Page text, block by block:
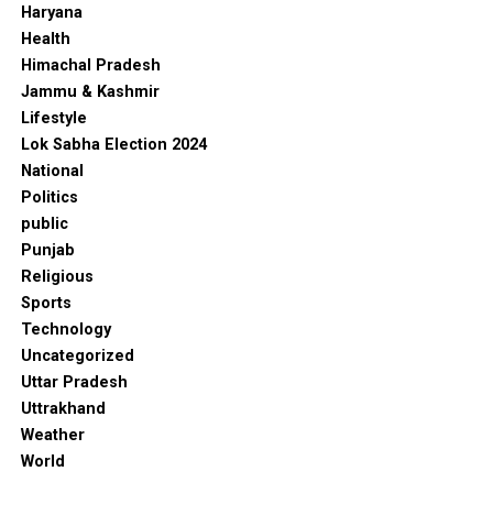
Haryana
Health
Himachal Pradesh
Jammu & Kashmir
Lifestyle
Lok Sabha Election 2024
National
Politics
public
Punjab
Religious
Sports
Technology
Uncategorized
Uttar Pradesh
Uttrakhand
Weather
World